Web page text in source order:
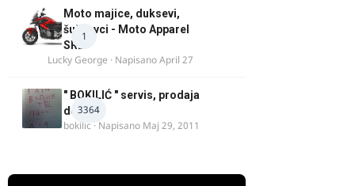
1
Moto majice, duksevi,
šuškavci - Moto Apparel
SRB
Lucky George · NapisanoApril 27
3364
" BOKILIĆ " servis, prodaja
delova
bokilic · Napisano Maj 29, 2011